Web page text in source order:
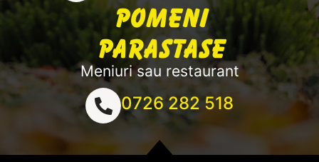
Pomeni
Parastase
Meniuri sau restaurant
0726 282 518